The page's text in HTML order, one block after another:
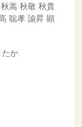
秋嵩 秋敬 秋貴
聡孝 諭昇 顕
たか